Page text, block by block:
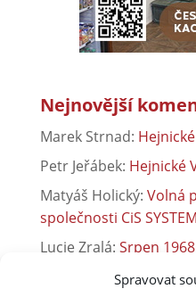
Spravovat
Nejnovější
Marek Strnad:
Petr Jeřábek: Hejnické
Matyáš Holický: Volná
společnosti CiS
Lucie Zralá: Srpen
Frýdlantsku ve